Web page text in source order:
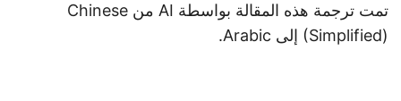
تمت ترجمة هذه المقالة بواسطة AI من Chinese
(Simplified) إلى Arabic.